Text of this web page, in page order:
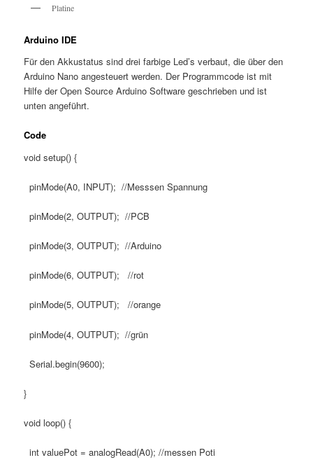
Platine
Arduino IDE
Für den Akkustatus sind drei farbige Led’s verbaut, die über den
Arduino Nano angesteuert werden. Der Programmcode ist mit
Hilfe der Open Source Arduino Software geschrieben und ist
unten angeführt.
Code
void setup() {
pinMode(A0, INPUT); //Messsen Spannung
pinMode(2, OUTPUT); //PCB
pinMode(3, OUTPUT); //Arduino
pinMode(6, OUTPUT); //rot
pinMode(5, OUTPUT); //orange
pinMode(4, OUTPUT); //grün
Serial.begin(9600);
}
void loop() {
int valuePot = analogRead(A0); //messen Poti